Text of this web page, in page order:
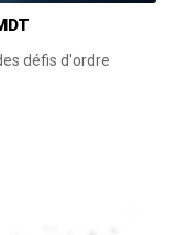
défis d'ordre